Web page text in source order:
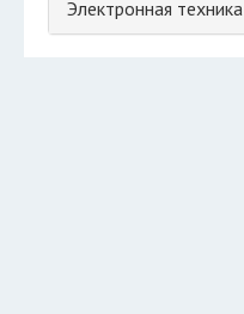
Электронная техника